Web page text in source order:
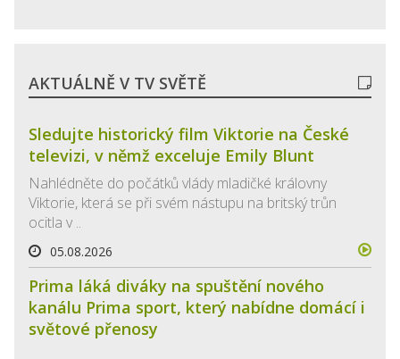
AKTUÁLNĚ V TV SVĚTĚ
Sledujte historický film Viktorie na České
televizi, v němž exceluje Emily Blunt
Nahlédněte do počátků vlády mladičké královny
Viktorie, která se při svém nástupu na britský trůn
ocitla v ..
05.08.2026
Prima láká diváky na spuštění nového
kanálu Prima sport, který nabídne domácí i
světové přenosy